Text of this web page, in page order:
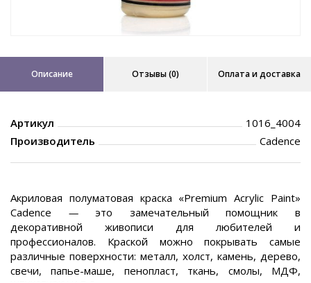
Описание Отзывы (0) Оплата и доставка
Артикул
1016_4004
Производитель
Cadence
Акриловая полуматовая краска «Premium Acrylic Paint»
Cadence —это
замечательный помощник в
декоративной живописи
для любителей и
профессионалов.
Краской можно покрывать самые
различные поверхности: металл, холст, камень, дерево,
свечи, папье-маше, пенопласт, ткань, смолы, МДФ,